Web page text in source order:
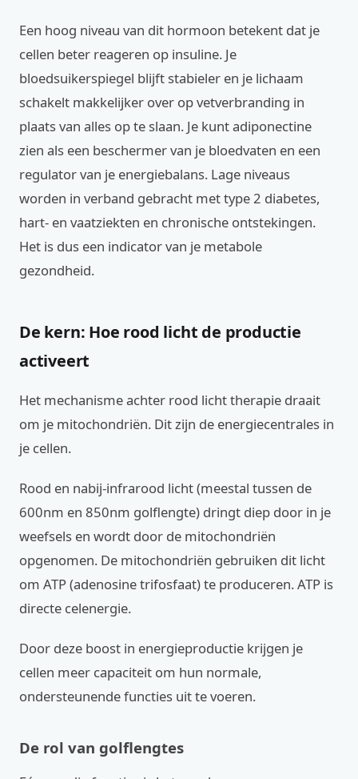
Een hoog niveau van dit hormoon betekent dat je
cellen beter reageren op insuline. Je
bloedsuikerspiegel blijft stabieler en je lichaam
schakelt makkelijker over op vetverbranding in
plaats van alles op te slaan. Je kunt adiponectine
zien als een beschermer van je bloedvaten en een
regulator van je energiebalans. Lage niveaus
worden in verband gebracht met type 2 diabetes,
hart- en vaatziekten en chronische ontstekingen.
Het is dus een indicator van je metabole
gezondheid.
De kern: Hoe rood licht de productie
activeert
Het mechanisme achter rood licht therapie draait
om je mitochondriën. Dit zijn de energiecentrales in
je cellen.
Rood en nabij-infrarood licht (meestal tussen de
600nm en 850nm golflengte) dringt diep door in je
weefsels en wordt door de mitochondriën
opgenomen. De mitochondriën gebruiken dit licht
om ATP (adenosine trifosfaat) te produceren. ATP is
directe celenergie.
Door deze boost in energieproductie krijgen je
cellen meer capaciteit om hun normale,
ondersteunende functies uit te voeren.
De rol van golflengtes